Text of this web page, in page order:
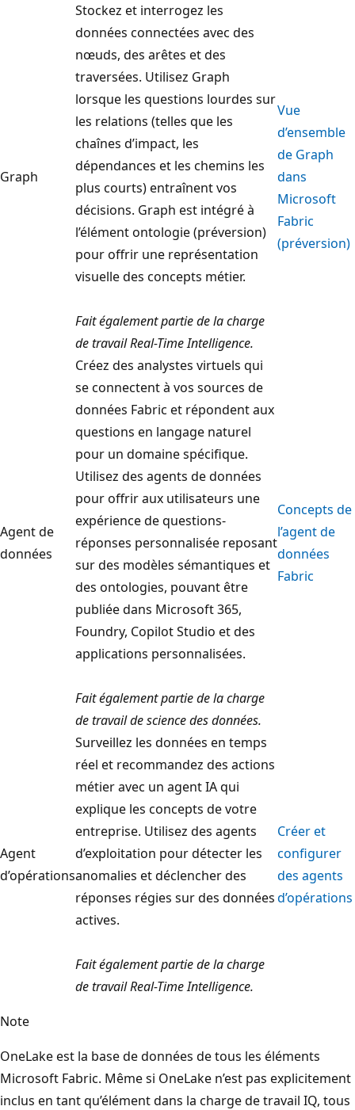
Graph
Stockez et interrogez les
données connectées avec des
nœuds, des arêtes et des
traversées. Utilisez Graph
lorsque les questions lourdes sur
les relations (telles que les
chaînes d’impact, les
dépendances et les chemins les
plus courts) entraînent vos
décisions. Graph est intégré à
l’élément ontologie (préversion)
pour offrir une représentation
visuelle des concepts métier.
Fait également partie de la charge
de travail Real-Time Intelligence.
Vue
d’ensemble
de Graph
dans
Microsoft
Fabric
(préversion)
Agent de
données
Créez des analystes virtuels qui
se connectent à vos sources de
données Fabric et répondent aux
questions en langage naturel
pour un domaine spécifique.
Utilisez des agents de données
pour offrir aux utilisateurs une
expérience de questions-
réponses personnalisée reposant
sur des modèles sémantiques et
des ontologies, pouvant être
publiée dans Microsoft 365,
Foundry, Copilot Studio et des
applications personnalisées.
Fait également partie de la charge
de travail de science des données.
Concepts de
l’agent de
données
Fabric
Agent
d’opérations
Surveillez les données en temps
réel et recommandez des actions
métier avec un agent IA qui
explique les concepts de votre
entreprise. Utilisez des agents
d’exploitation pour détecter les
anomalies et déclencher des
réponses régies sur des données
actives.
Fait également partie de la charge
de travail Real-Time Intelligence.
Créer et
configurer
des agents
d’opérations
Note
OneLake est la base de données de tous les éléments
Microsoft Fabric. Même si OneLake n’est pas explicitement
inclus en tant qu’élément dans la charge de travail IQ, tous